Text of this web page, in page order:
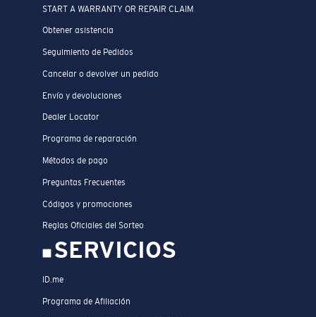
START A WARRANTY OR REPAIR CLAIM
Obtener asistencia
Seguimiento de Pedidos
Cancelar o devolver un pedido
Envío y devoluciones
Dealer Locator
Programa de reparación
Métodos de pago
Preguntas Frecuentes
Códigos y promociones
Reglas Oficiales del Sorteo
SERVICIOS
ID.me
Programa de Afiliación